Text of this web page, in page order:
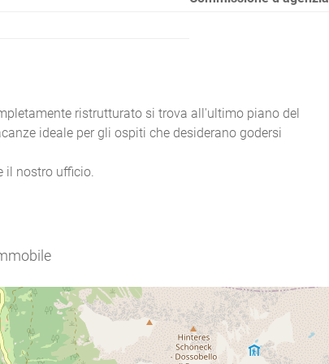
ristrutturato si trova all'ultimo piano del
ideale per gli ospiti che desiderano godersi
il nostro ufficio.